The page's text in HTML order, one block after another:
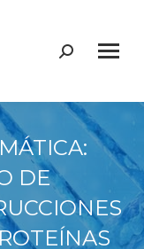
Buscar:
DE